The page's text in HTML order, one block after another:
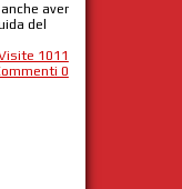
aver
del
1011
0